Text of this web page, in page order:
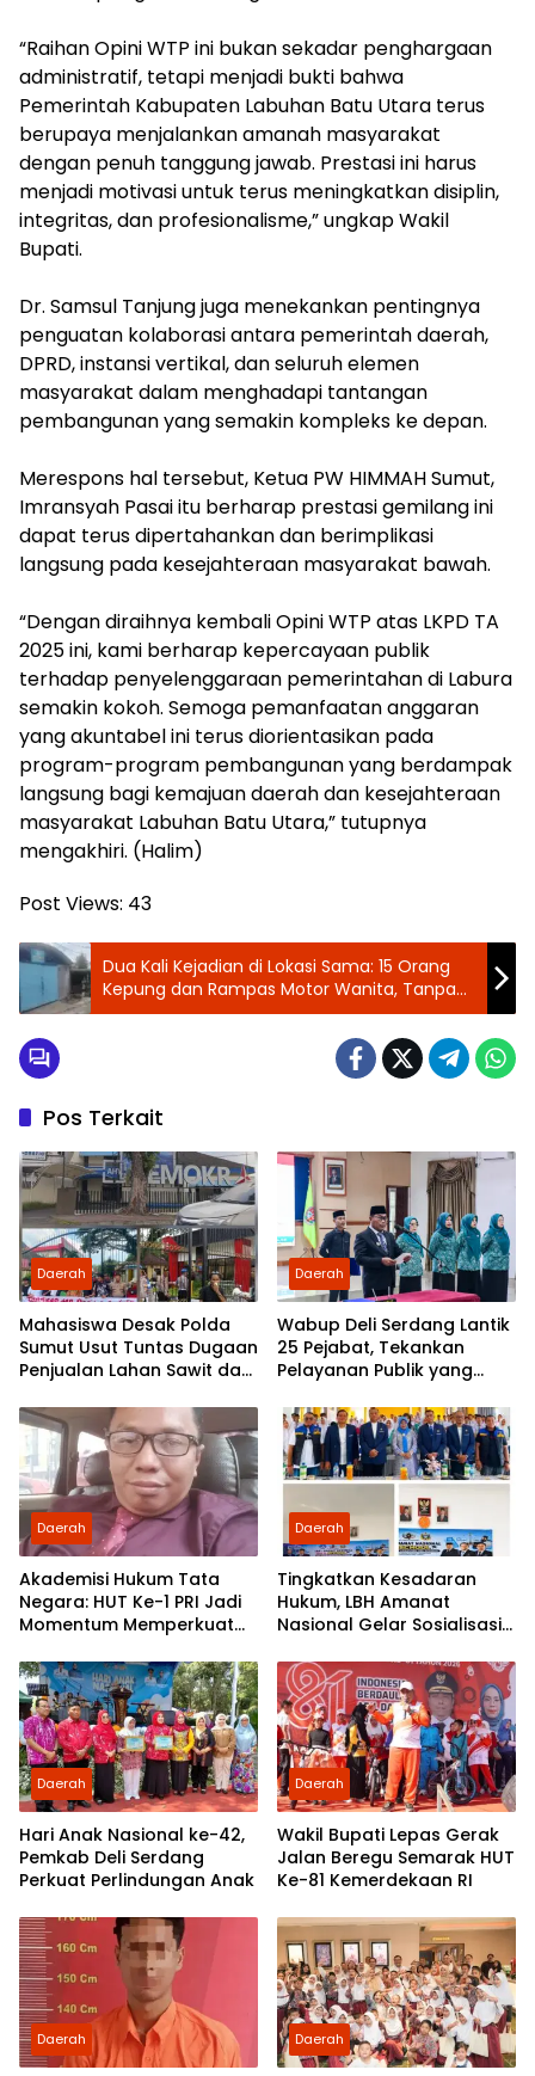
“Raihan Opini WTP ini bukan sekadar penghargaan
administratif, tetapi menjadi bukti bahwa
Pemerintah Kabupaten Labuhan Batu Utara terus
berupaya menjalankan amanah masyarakat
dengan penuh tanggung jawab. Prestasi ini harus
menjadi motivasi untuk terus meningkatkan disiplin,
integritas, dan profesionalisme,” ungkap Wakil
Bupati.
‎Dr. Samsul Tanjung juga menekankan pentingnya
penguatan kolaborasi antara pemerintah daerah,
DPRD, instansi vertikal, dan seluruh elemen
masyarakat dalam menghadapi tantangan
pembangunan yang semakin kompleks ke depan.
‎Merespons hal tersebut, Ketua PW HIMMAH Sumut,
Imransyah Pasai itu berharap prestasi gemilang ini
dapat terus dipertahankan dan berimplikasi
langsung pada kesejahteraan masyarakat bawah.
“Dengan diraihnya kembali Opini WTP atas LKPD TA
2025 ini, kami berharap kepercayaan publik
terhadap penyelenggaraan pemerintahan di Labura
semakin kokoh. Semoga pemanfaatan anggaran
yang akuntabel ini terus diorientasikan pada
program-program pembangunan yang berdampak
langsung bagi kemajuan daerah dan kesejahteraan
masyarakat Labuhan Batu Utara,” tutupnya
mengakhiri. (Halim)
Post Views: 43
Dua Kali Kejadian di Lokasi Sama: 15 Orang
Kepung dan Rampas Motor Wanita, Tanpa
Surat Wewenang dan Tanpa Dasar Hak ‎
Pos Terkait
Daerah
Mahasiswa Desak Polda
Sumut Usut Tuntas Dugaan
Penjualan Lahan Sawit dan
Partai Demokrat Sumut
Daerah
Wabup Deli Serdang Lantik
25 Pejabat, Tekankan
Pelayanan Publik yang
Daerah
Akademisi Hukum Tata
Negara: HUT Ke-1 PRI Jadi
Momentum Memperkuat
Pengabdian kepada
Rakyat
Daerah
Tingkatkan Kesadaran
Hukum, LBH Amanat
Nasional Gelar Sosialisasi
Morawa
Daerah
Hari Anak Nasional ke-42,
Pemkab Deli Serdang
Perkuat Perlindungan Anak
Daerah
Wakil Bupati Lepas Gerak
Jalan Beregu Semarak HUT
Ke-81 Kemerdekaan RI
Daerah Daerah